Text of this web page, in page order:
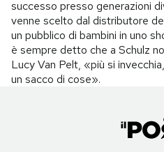
successo presso generazioni
venne scelto dal distributore
un pubblico di bambini in uno
è sempre detto che a Schulz
Lucy Van Pelt, «più si
un sacco di cose».